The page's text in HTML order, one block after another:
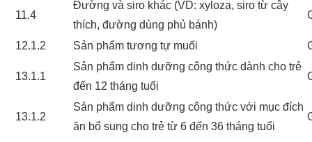
11.4
Đường và siro khác (VD: xyloza, siro từ cây
thích, đường dùng phủ bánh)
12.1.2 Sản phẩm tương tự muối
13.1.1
Sản phẩm dinh dưỡng công thức dành cho trẻ
đến 12 tháng tuổi
13.1.2
Sản phẩm dinh dưỡng công thức với mục đích
ăn bổ sung cho trẻ từ 6 đến 36 tháng tuổi